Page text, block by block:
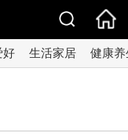
好 生活家居 健康养